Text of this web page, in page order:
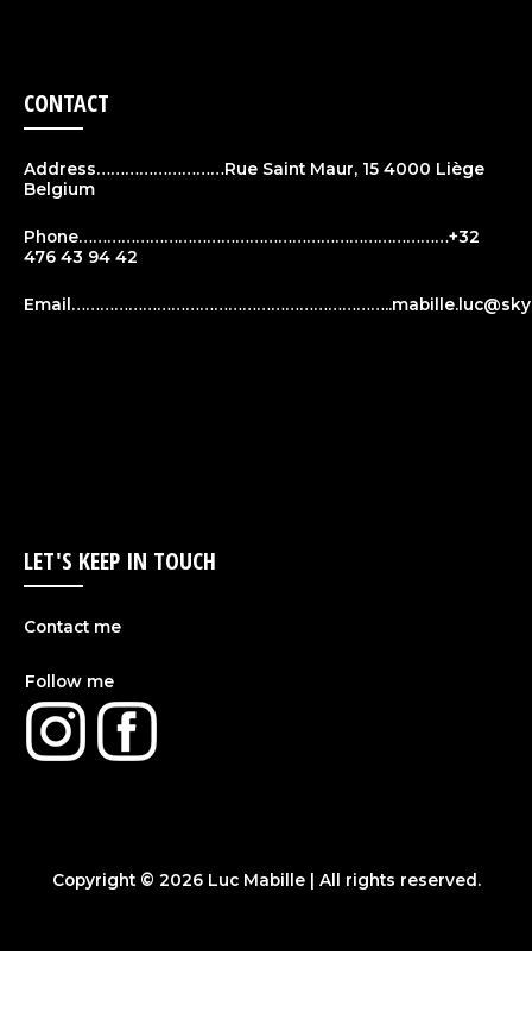
CONTACT
Address………………………Rue Saint Maur, 15 4000 Liège
Belgium
Phone……………………………………………………………………+32
476 43 94 42
Email…………………………………………………………..
LET'S KEEP IN TOUCH
Contact me
Follow me
Copyright © 2026 Luc Mabille| All rights reserved.